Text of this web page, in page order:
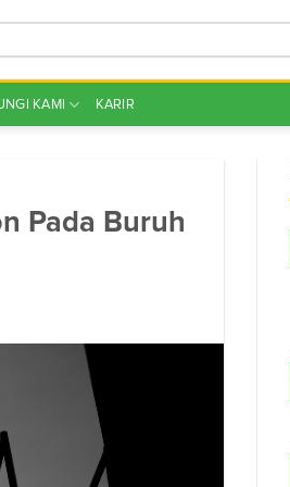
KAMI KARIR
Pada Buruh